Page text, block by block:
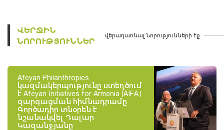
ՎԵՐՋԻՆ
ՆՈՐՈՒԹՅՈՒՆՆԵՐ
վերադառնալ Նորությունների էջ
Afeyan Philanthropies
կազմակերպությունը ստեղծում
է Afeyan Initiatives for Armenia (AIFA)
զարգացման հիմնադրամը
Գործադիր տնօրեն է
նշանակվել Դալար
Կազանջյանը